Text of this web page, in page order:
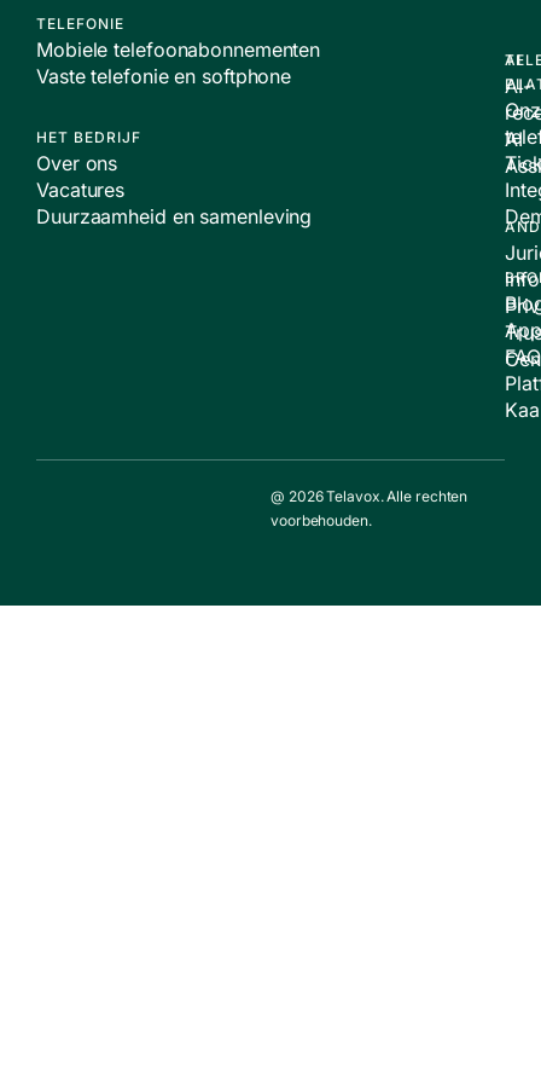
TELEFONIE
Mobiele telefoonabonnementen
Vaste telefonie en softphone
HET BEDRIJF
Over ons
Vacatures
Duurzaamheid en samenleving
FAQ
AI
AI-
AI
@ 2026 Telavox. Alle rechten
voorbehouden.